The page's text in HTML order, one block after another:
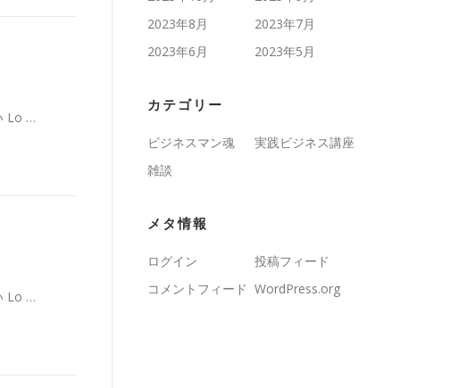
Lo …
Lo …
2023年8月
2023年7月
2023年6月
2023年5月
カテゴリー
ビジネスマン魂
実践ビジネス講座
雑談
メタ情報
ログイン
投稿フィード
コメントフィード WordPress.org